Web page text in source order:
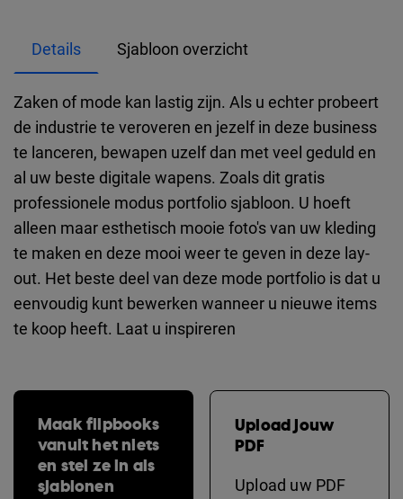
Details Sjabloon overzicht
Zaken of mode kan lastig zijn. Als u echter probeert
de industrie te veroveren en jezelf in deze business
te lanceren, bewapen uzelf dan met veel geduld en
al uw beste digitale wapens. Zoals dit gratis
professionele modus portfolio sjabloon. U hoeft
alleen maar esthetisch mooie foto's van uw kleding
te maken en deze mooi weer te geven in deze lay-
out. Het beste deel van deze mode portfolio is dat u
eenvoudig kunt bewerken wanneer u nieuwe items
te koop heeft. Laat u inspireren
Maak flipbooks
vanuit het niets
en stel ze in als
sjablonen
Upload jouw
PDF
Upload uw PDF